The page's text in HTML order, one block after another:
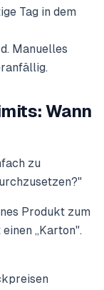
Tag in dem
Manuelles
Wann
zu
Produkt zum
„Karton".